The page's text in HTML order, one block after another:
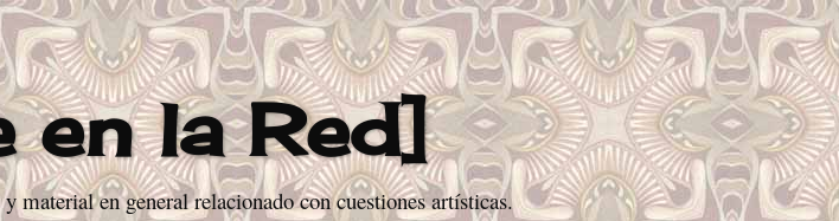
en la Red]
material en general relacionado con cuestiones artísticas.